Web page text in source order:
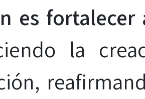
es fortalecer
la